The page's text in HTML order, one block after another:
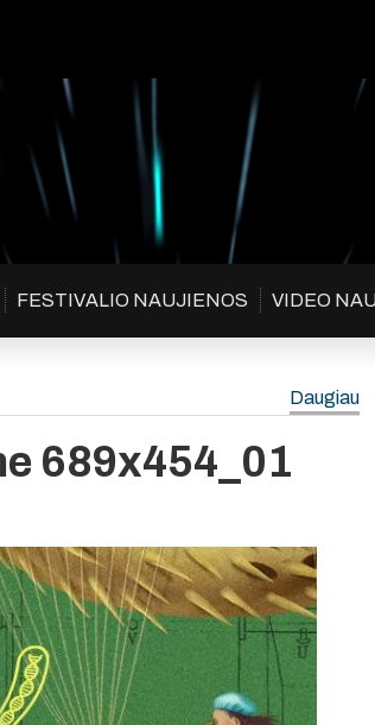
FESTIVALIO NAUJIENOS VIDEO
Daugiau
689x454_01